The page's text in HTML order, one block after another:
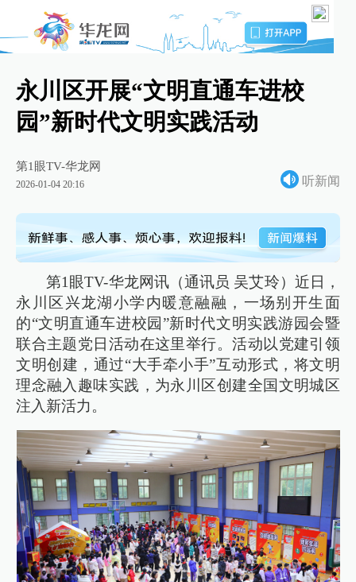
永川区开展“文明直通车进校
园”新时代文明实践活动
第1眼TV-华龙网
2026-01-04 20:16 听新闻
第1眼TV-华龙网讯（通讯员 吴艾玲）近日，
永川区兴龙湖小学内暖意融融，一场别开生面
的“文明直通车进校园”新时代文明实践游园会暨
联合主题党日活动在这里举行。活动以党建引领
文明创建，通过“大手牵小手”互动形式，将文明
理念融入趣味实践，为永川区创建全国文明城区
注入新活力。